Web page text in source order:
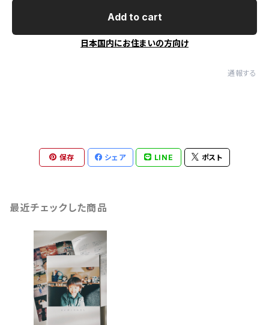
Add to cart
日本国内にお住まいの方向け
通報する
保存 シェア LINE ポスト
最近チェックした商品